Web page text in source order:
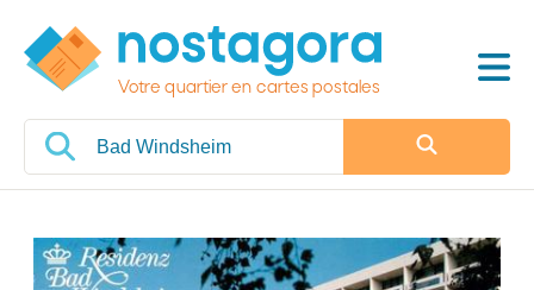
Votre quartier en cartes postales